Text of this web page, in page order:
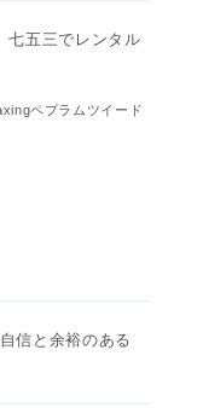
七五三でレンタル
ペプラムツイード
信と余裕のある